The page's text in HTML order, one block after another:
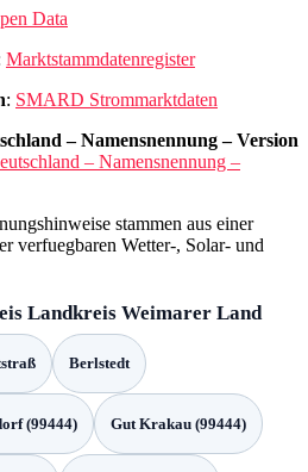
Data
Marktstammdatenregister
: SMARD Strommarktdaten
– Namensnennung – Version
– Namensnennung –
stammen aus einer
verfuegbaren Wetter-, Solar- und
Landkreis Weimarer Land
Berlstedt
(99444) Gut Krakau (99444)